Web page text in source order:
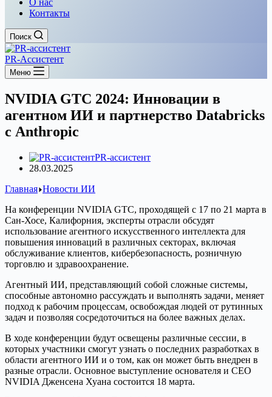
О нас
Контакты
Поиск
PR-Ассистент
Меню
NVIDIA GTC 2024: Инновации в
агентном ИИ и партнерство Databricks
с Anthropic
PR-ассистент
28.03.2025
Главная Новости ИИ
На конференции NVIDIA GTC, проходящей с 17 по 21 марта в
Сан-Хосе, Калифорния, эксперты отрасли обсудят
использование агентного искусственного интеллекта для
повышения инноваций в различных секторах, включая
обслуживание клиентов, кибербезопасность, розничную
торговлю и здравоохранение.
Агентный ИИ, представляющий собой сложные системы,
способные автономно рассуждать и выполнять задачи, меняет
подход к рабочим процессам, освобождая людей от рутинных
задач и позволяя сосредоточиться на более важных делах.
В ходе конференции будут освещены различные сессии, в
которых участники смогут узнать о последних разработках в
области агентного ИИ и о том, как он может быть внедрен в
разные отрасли. Основное выступление основателя и CEO
NVIDIA Дженсена Хуана состоится 18 марта.